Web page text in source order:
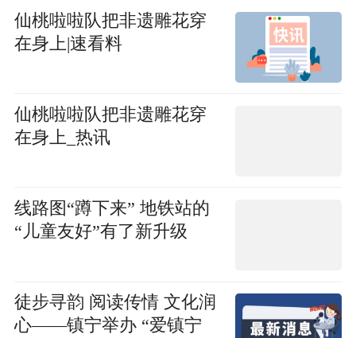
仙桃啦啦队把非遗雕花穿
在身上|速看料
仙桃啦啦队把非遗雕花穿
在身上_热讯
线路图“蹲下来” 地铁站的
“儿童友好”有了新升级
徒步寻韵 阅读传情 文化润
心——镇宁举办 “爱镇宁